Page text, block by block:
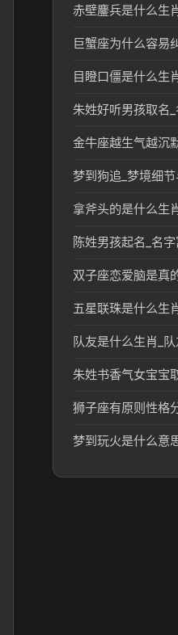
巨蟹座为什么容易
朱姓好听男孩取名
梦到狗追_梦境细
陈姓男孩起名_名
双子座恋爱脑是真
朱姓书香气女宝宝
狮子座有原则性格